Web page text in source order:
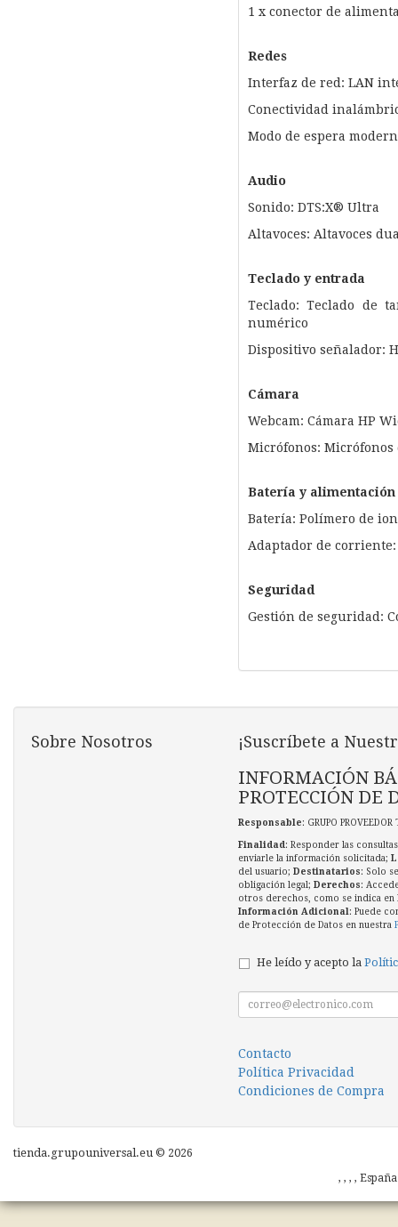
1 x conector de
Redes
Interfaz de red: LAN
Conectividad
Modo de espera
Audio
Sonido: DTS:X® Ultra
Altavoces: Altavoces
Teclado y entrada
Teclado: Teclado de
numérico
Dispositivo señalador:
Cámara
Webcam: Cámara HP
Micrófonos:
Batería y alimentación
Batería: Polímero de
Adaptador de corriente:
Seguridad
Gestión de seguridad:
Sobre Nosotros ¡Suscríbete a
INFORMACIÓN
PROTECCIÓN DE
Responsable: GRUPO
Finalidad : Responder las
enviarle la información solicitada;
del usuario; Destinatarios: Solo
obligación legal; Derechos:
otros derechos, como se indica en
Información Adicional : Puede
de Protección de Datos en nuestra
He leído y acepto la
Contacto
Política Privacidad
Condiciones de Compra
tienda.grupouniversal.eu © 2026
, , , ,